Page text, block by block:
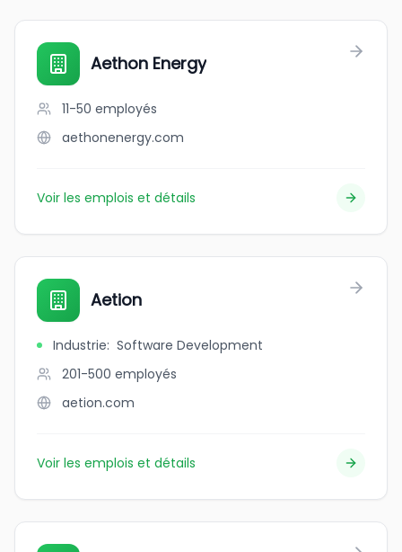
Aethon Energy
11-50 employés
aethonenergy.com
Voir les emplois et détails
Aetion
Industrie: Software Development
201-500 employés
aetion.com
Voir les emplois et détails